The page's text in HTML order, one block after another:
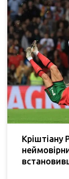
Кріштіану